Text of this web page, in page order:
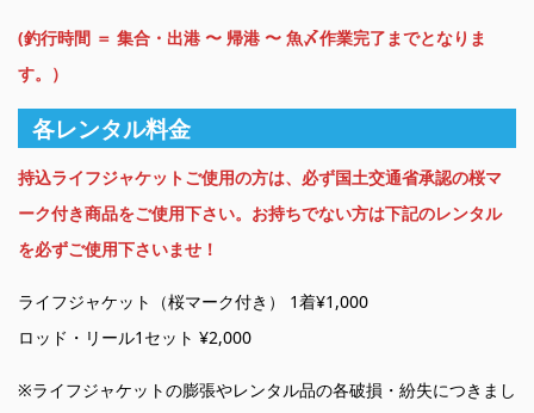
(釣行時間 ＝ 集合・出港 〜 帰港 〜 魚〆作業完了までとなりま
す。）
各レンタル料金
持込ライフジャケットご使用の方は、必ず国土交通省承認の桜マ
ーク付き商品をご使用下さい。お持ちでない方は下記のレンタル
を必ずご使用下さいませ！
ライフジャケット（桜マーク付き） 1着¥1,000
ロッド・リール1セット ¥2,000
※ライフジャケットの膨張やレンタル品の各破損・紛失につきまし